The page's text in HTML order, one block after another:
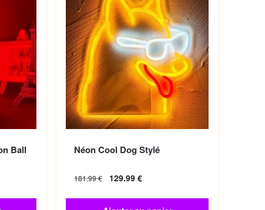
Ball
Néon Cool Dog Stylé
181.99€ 129.99 €